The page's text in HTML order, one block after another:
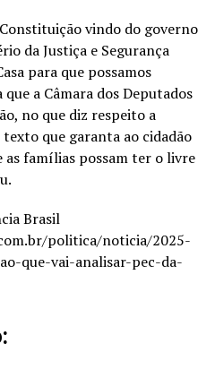
vindo do governo
da Justiça e Segurança
para que possamos
a Câmara dos Deputados
no que diz respeito a
que garanta ao cidadão
as famílias possam ter o livre
Brasil
politica/noticia/2025-
que-vai-analisar-pec-da-